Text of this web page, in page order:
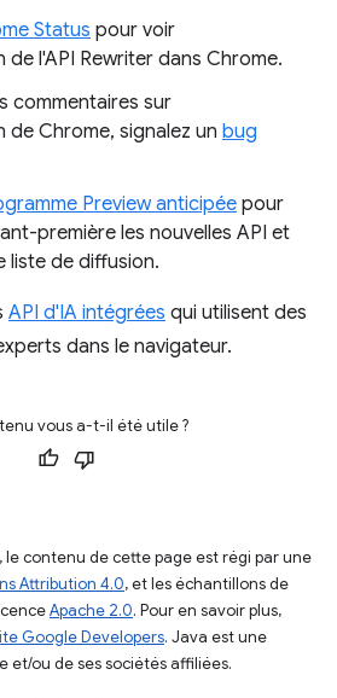
Status pour voir
de l'API Rewriter dans Chrome.
commentaires sur
de Chrome, signalez un bug
Preview anticipée pour
première les nouvelles API et
liste de diffusion.
API d'IA intégrées qui utilisent des
dans le navigateur.
vous a-t-il été utile ?
contenu de cette page est régi par une
Attribution 4.0, et les échantillons de
Apache 2.0. Pour en savoir plus,
Google Developers. Java est une
et/ou de ses sociétés affiliées.